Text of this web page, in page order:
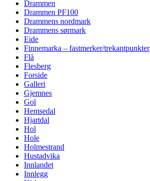
Drammen
Drammen PF100
Drammens nordmark
Drammens sørmark
Eide
Finnemarka – fastmerker/trekantpunkter
Flå
Flesberg
Forside
Galleri
Gjemnes
Gol
Hemsedal
Hjartdal
Hol
Hole
Holmestrand
Hustadvika
Innlandet
Innlegg